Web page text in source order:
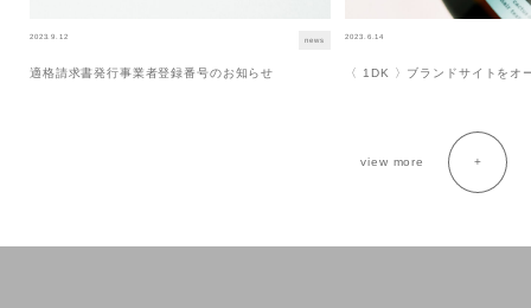
2023.9.12 news
適格請求書発行事業者登録番号のお知らせ
2023.6.14
〈 1DK 〉ブランドサイトをオ
view more